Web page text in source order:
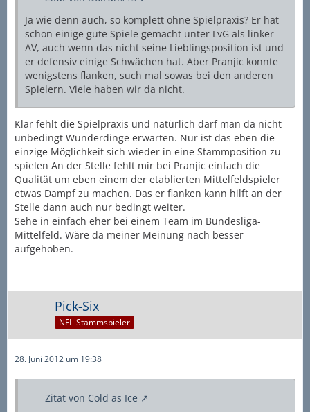
Ja wie denn auch, so komplett ohne Spielpraxis? Er hat
schon einige gute Spiele gemacht unter LvG als linker
AV, auch wenn das nicht seine Lieblingsposition ist und
er defensiv einige Schwächen hat. Aber Pranjic konnte
wenigstens flanken, such mal sowas bei den anderen
Spielern. Viele haben wir da nicht.
Klar fehlt die Spielpraxis und natürlich darf man da nicht
unbedingt Wunderdinge erwarten. Nur ist das eben die
einzige Möglichkeit sich wieder in eine Stammposition zu
spielen An der Stelle fehlt mir bei Pranjic einfach die
Qualität um eben einem der etablierten Mittelfeldspieler
etwas Dampf zu machen. Das er flanken kann hilft an der
Stelle dann auch nur bedingt weiter.
Sehe in einfach eher bei einem Team im Bundesliga-
Mittelfeld. Wäre da meiner Meinung nach besser
aufgehoben.
Pick-Six
NFL-Stammspieler
28. Juni 2012 um 19:38
Zitat von Cold as Ice